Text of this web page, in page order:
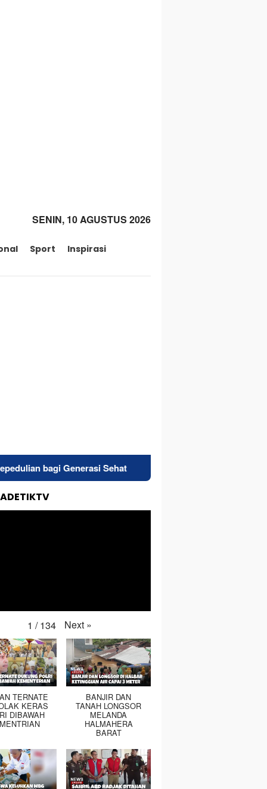
SENIN, 10 AGUSTUS 2026
Sport
Inspirasi
Sehat Diduga Salah Paham, Puluhan Oknum
1 / 134 Next »
TERNATE
KERAS
DIBAWAH
BANJIR DAN
TANAH LONGSOR
MELANDA
HALMAHERA
BARAT